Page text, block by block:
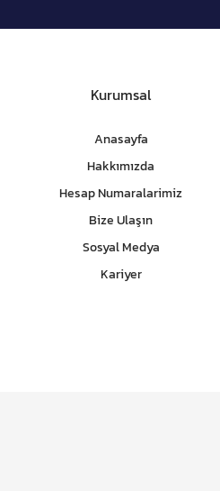
Kurumsal
Anasayfa
Hakkımızda
Hesap Numaralarimiz
Bize Ulaşın
Sosyal Medya
Kariyer